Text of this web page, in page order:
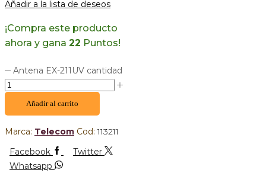
Añadir a la lista de deseos
¡Compra este producto
ahora y gana 22 Puntos!
Antena EX-211UV cantidad
Añadir al carrito
Marca: Telecom Cod:113211
Facebook
Twitter
Whatsapp